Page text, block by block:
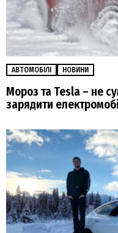
АВТОМОБІЛІ НОВИНИ
Мороз та Tesla – не
зарядити